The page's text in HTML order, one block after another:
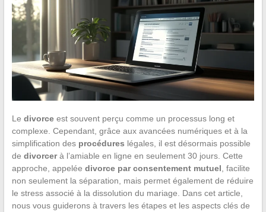
Le divorceest souvent perçu comme un processus long et
complexe. Cependant, grâce aux avancées numériques et à la
simplification des procédures légales, il est désormais possible
de divorcerà l’amiable en ligne en seulement 30 jours. Cette
approche, appelée divorce par consentement mutuel , facilite
non seulement la séparation, mais permet également de réduire
le stress associé à la dissolution du mariage. Dans cet article,
nous vous guiderons à travers les étapes et les aspects clés de